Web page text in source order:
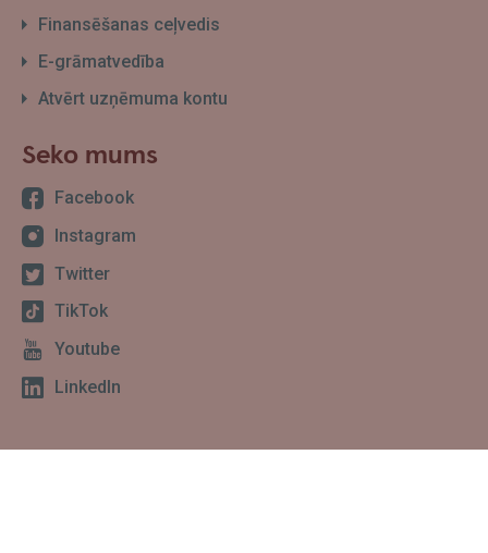
Finansēšanas ceļvedis
E-grāmatvedība
Atvērt uzņēmuma kontu
Seko mums
Facebook
Instagram
Twitter
TikTok
Youtube
LinkedIn